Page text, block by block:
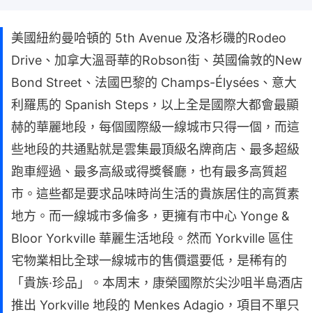
美國紐約曼哈頓的 5th Avenue 及洛杉磯的Rodeo
Drive、加拿大溫哥華的Robson街、英國倫敦的New
Bond Street、法國巴黎的 Champs-Élysées、意大
利羅馬的 Spanish Steps，以上全是國際大都會最顯
赫的華麗地段，每個國際級一線城市只得一個，而這
些地段的共通點就是雲集最頂級名牌商店、最多超級
跑車經過、最多高級或得獎餐廳，也有最多高質超
市。這些都是要求品味時尚生活的貴族居住的高質素
地方。而一線城市多倫多，更擁有市中心 Yonge &
Bloor Yorkville 華麗生活地段。然而 Yorkville 區住
宅物業相比全球一線城市的售價還要低，是稀有的
「貴族·珍品」。本周末，康榮國際於尖沙咀半島酒店
推出 Yorkville 地段的 Menkes Adagio，項目不單只